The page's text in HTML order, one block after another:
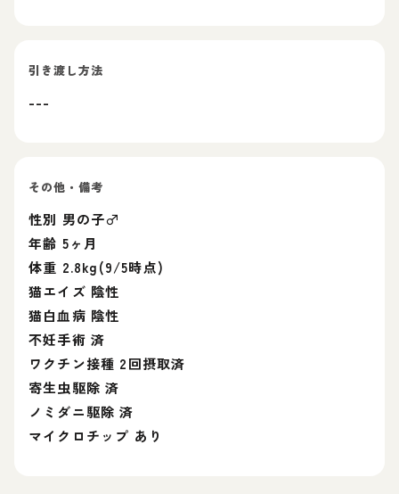
引き渡し方法
---
その他・備考
性別 男の子♂
年齢 5ヶ月
体重 2.8kg(9/5時点)
猫エイズ 陰性
猫白血病 陰性
不妊手術 済
ワクチン接種 2回摂取済
寄生虫駆除 済
ノミダニ駆除 済
マイクロチップ あり